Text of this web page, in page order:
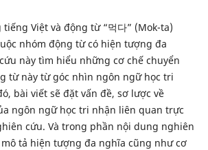
Việt và động từ “먹다” (Mok-ta)
nhóm động từ có hiện tượng đa
này tìm hiểu những cơ chế chuyển
từ này từ góc nhìn ngôn ngữ học tri
bài viết sẽ đặt vấn đề, sơ lược về
ngôn ngữ học tri nhận liên quan trực
cứu. Và trong phần nội dung nghiên
mô tả hiện tượng đa nghĩa cũng như cơ